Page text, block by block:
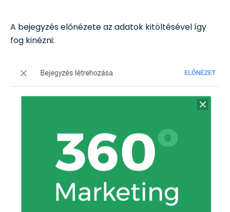
A bejegyzés előnézete az adatok kitöltésével így
fog kinézni: